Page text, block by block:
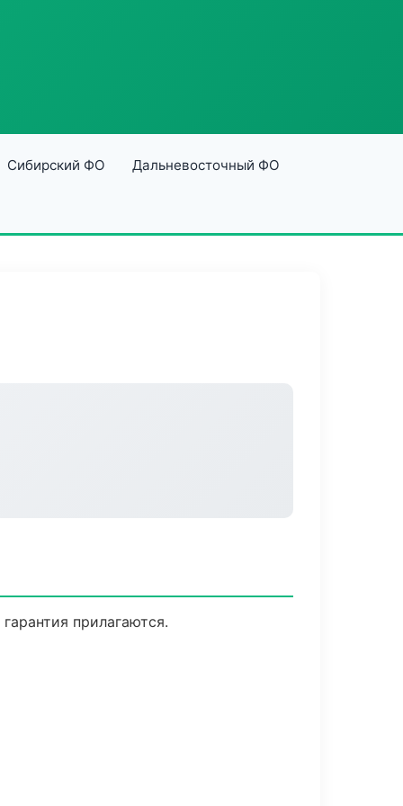
Сибирский ФО Дальневосточный ФО
прилагаются.